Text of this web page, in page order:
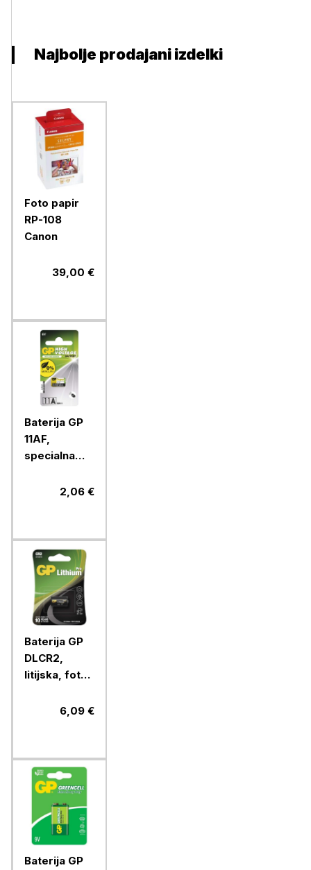
Najbolje prodajani izdelki
Foto papir
RP-108
Canon
39,00 €
Baterija GP
11AF,
specialna
2,06 €
Baterija GP
DLCR2,
litijska, foto
6,09 €
Baterija GP